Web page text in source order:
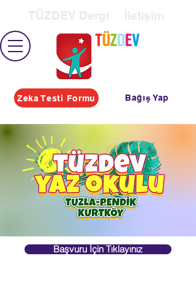
Zeka Testi Formu Bağış Yap
Başvuru İçin Tıklayınız